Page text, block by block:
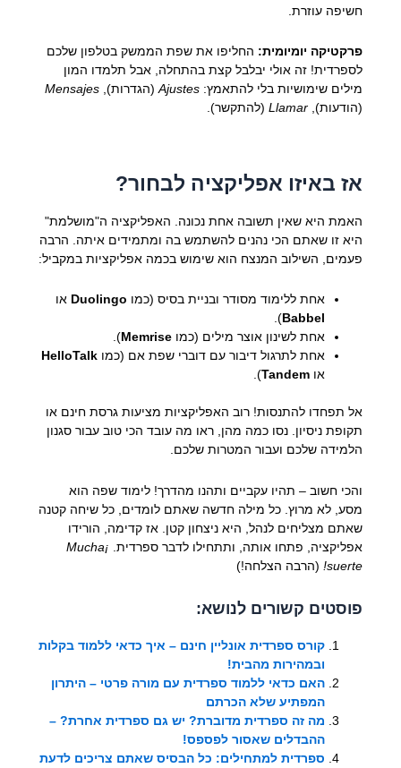
חשיפה עוזרת.
פרקטיקה יומיומית: החליפו את שפת הממשק בטלפון שלכם
לספרדית! זה אולי יבלבל קצת בהתחלה, אבל תלמדו המון
מילים שימושיות בלי להתאמץ: Ajustes(הגדרות), Mensajes
(הודעות), Llamar(להתקשר).
אז באיזו אפליקציה לבחור?
האמת היא שאין תשובה אחת נכונה. האפליקציה ה"מושלמת"
היא זו שאתם הכי נהנים להשתמש בה ומתמידים איתה. הרבה
פעמים, השילוב המנצח הוא שימוש בכמה אפליקציות במקביל:
אחת ללימוד מסודר ובניית בסיס (כמו Duolingo או
Babbel
).
אחת לשינון אוצר מילים (כמו Memrise
).
אחת לתרגול דיבור עם דוברי שפת אם (כמו HelloTalk
או Tandem
).
אל תפחדו להתנסות! רוב האפליקציות מציעות גרסת חינם או
תקופת ניסיון. נסו כמה מהן, ראו מה עובד הכי טוב עבור סגנון
הלמידה שלכם ועבור המטרות שלכם.
והכי חשוב – תהיו עקביים ותהנו מהדרך! לימוד שפה הוא
מסע, לא מרוץ. כל מילה חדשה שאתם לומדים, כל שיחה קטנה
שאתם מצליחים לנהל, היא ניצחון קטן. אז קדימה, הורידו
אפליקציה, פתחו אותה, ותתחילו לדבר ספרדית.
¡Mucha
suerte! (הרבה הצלחה!)
פוסטים קשורים לנושא:
קורס ספרדית אונליין חינם – איך כדאי ללמוד בקלות
ובמהירות מהבית!
האם כדאי ללמוד ספרדית עם מורה פרטי – היתרון
המפתיע שלא הכרתם
מה זה ספרדית מדוברת? יש גם ספרדית אחרת? –
ההבדלים שאסור לפספס!
ספרדית למתחילים: כל הבסיס שאתם צריכים לדעת